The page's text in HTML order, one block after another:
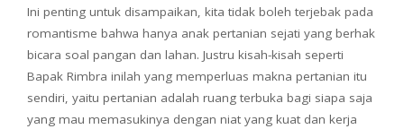
Ini penting untuk disampaikan, kita tidak boleh terjebak pada
romantisme bahwa hanya anak pertanian sejati yang berhak
bicara soal pangan dan lahan. Justru kisah-kisah seperti
Bapak Rimbra inilah yang memperluas makna pertanian itu
sendiri, yaitu pertanian adalah ruang terbuka bagi siapa saja
yang mau memasukinya dengan niat yang kuat dan kerja